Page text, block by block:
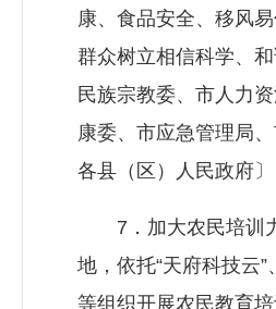
康、食品安全、移风
群众树立相信科学、
民族宗教委、市人力
康委、市应急管理局
各县（区）人民政府〕
7．加大农民培训力
地，依托“天府科技云
等组织开展农民教育